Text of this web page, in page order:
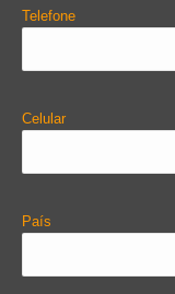
Telefone
Celular
País